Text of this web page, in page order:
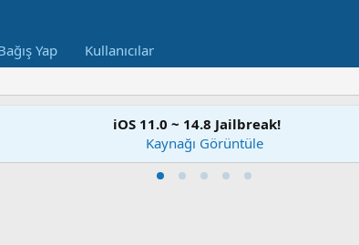
Yap Kullanıcılar
iOS 11.0 ~ 14.8 Jailbreak!
Kaynağı Görüntüle